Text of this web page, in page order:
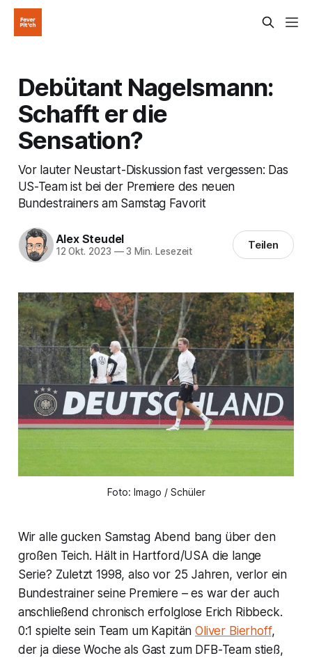
Debütant Nagelsmann:
Schafft er die
Sensation?
Vor lauter Neustart-Diskussion fast vergessen: Das
US-Team ist bei der Premiere des neuen
Bundestrainers am Samstag Favorit
Alex Steudel
12 Okt. 2023 —3 Min. Lesezeit Teilen
Foto: Imago / Schüler
Wir alle gucken Samstag Abend bang über den
großen Teich. Hält in Hartford/USA die lange
Serie? Zuletzt 1998, also vor 25 Jahren, verlor ein
Bundestrainer seine Premiere – es war der auch
anschließend chronisch erfolglose Erich Ribbeck.
0:1 spielte sein Team um KapitänOliver Bierhoff,
der ja diese Woche als Gast zum DFB-Team stieß,